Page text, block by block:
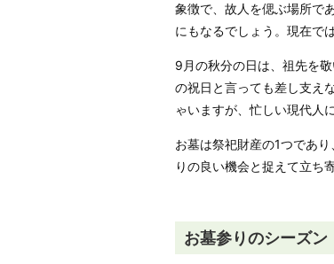
象徴で、故人を偲ぶ場所で
にもなるでしょう。現在で
9月の秋分の日は、祖先を
の祝日と言っても差し支え
ゃいますが、忙しい現代人
お墓は祭祀財産の1つであ
りの良い機会と捉えて立ち
お墓参りのシーズン